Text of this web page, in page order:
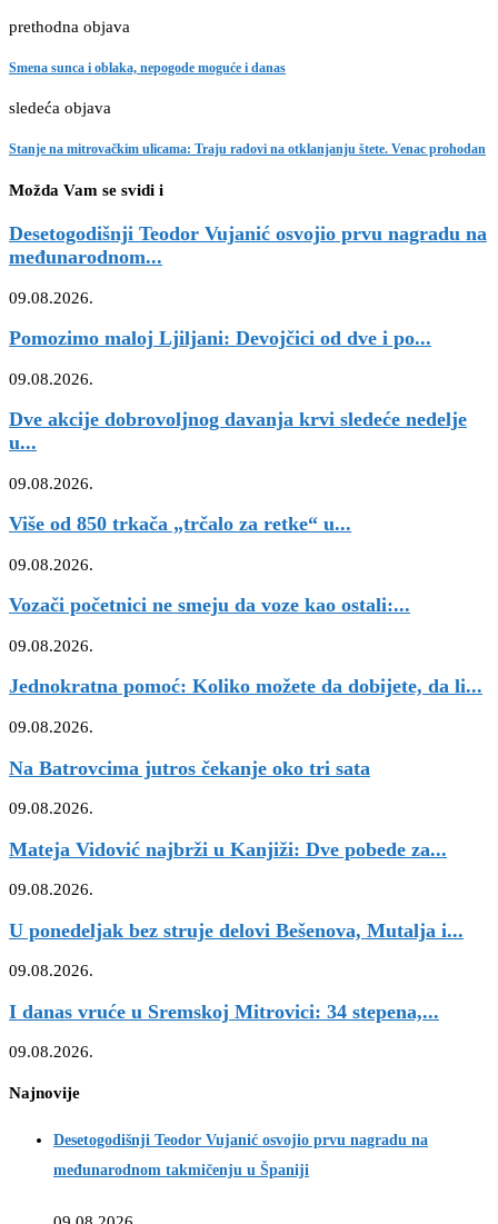
prethodna objava
Smena sunca i oblaka, nepogode moguće i danas
sledeća objava
Stanje na mitrovačkim ulicama: Traju radovi na otklanjanju štete. Venac prohodan
Možda Vam se svidi i
Desetogodišnji Teodor Vujanić osvojio prvu nagradu na
međunarodnom...
09.08.2026.
Pomozimo maloj Ljiljani: Devojčici od dve i po...
09.08.2026.
Dve akcije dobrovoljnog davanja krvi sledeće nedelje
u...
09.08.2026.
Više od 850 trkača „trčalo za retke“ u...
09.08.2026.
Vozači početnici ne smeju da voze kao ostali:...
09.08.2026.
Jednokratna pomoć: Koliko možete da dobijete, da li...
09.08.2026.
Na Batrovcima jutros čekanje oko tri sata
09.08.2026.
Mateja Vidović najbrži u Kanjiži: Dve pobede za...
09.08.2026.
U ponedeljak bez struje delovi Bešenova, Mutalja i...
09.08.2026.
I danas vruće u Sremskoj Mitrovici: 34 stepena,...
09.08.2026.
Najnovije
Desetogodišnji Teodor Vujanić osvojio prvu nagradu na
međunarodnom takmičenju u Španiji